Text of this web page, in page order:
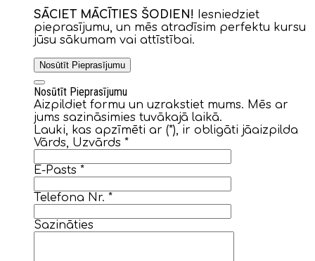
SĀCIET MĀCĪTIES ŠODIEN! Iesniedziet
pieprasījumu, un mēs atradīsim perfektu kursu
jūsu sākumam vai attīstībai.
Nosūtīt Pieprasījumu
Nosūtīt Pieprasījumu
Aizpildiet formu un uzrakstiet mums. Mēs ar
jums sazināsimies tuvākajā laikā.
Lauki, kas apzīmēti ar (*), ir obligāti jāaizpilda
Vārds, Uzvārds *
E-Pasts *
Telefona Nr. *
Sazināties